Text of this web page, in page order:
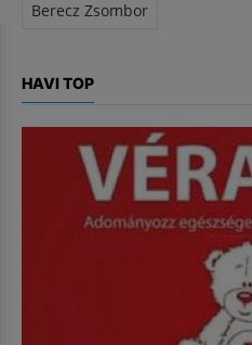
Berecz Zsombor
HAVI TOP